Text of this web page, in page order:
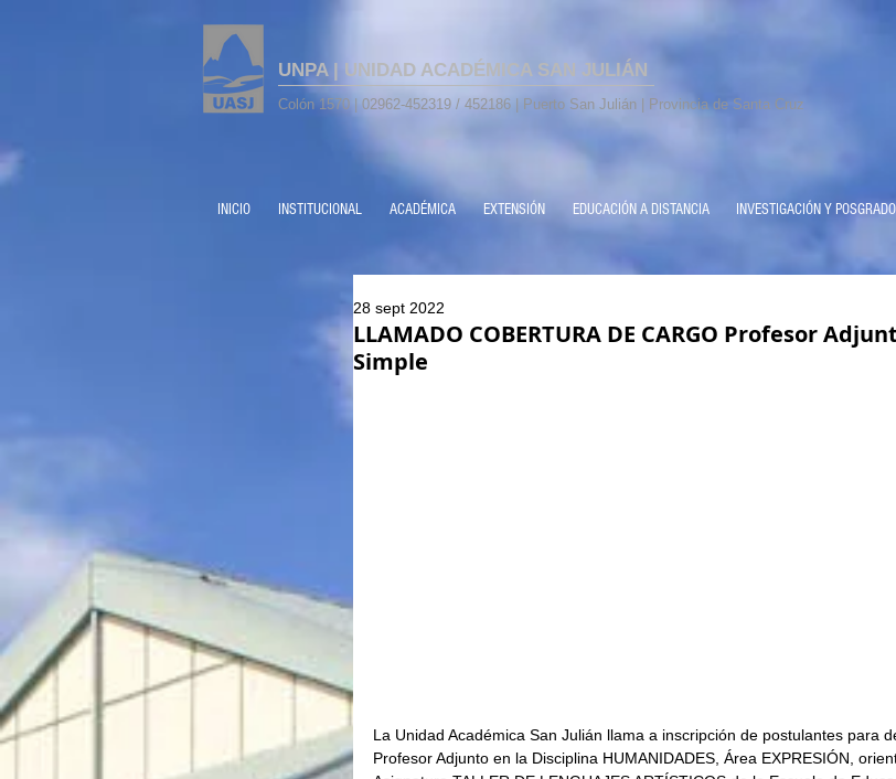
UNPA | UNIDAD ACADÉMICA SAN JULIÁN
Colón 1570 | 02962-452319 / 452186 | Puerto San Julián | Provincia de Santa Cruz
INICIO INSTITUCIONAL ACADÉMICA EXTENSIÓN EDUCACIÓN A DISTANCIA INVESTIGACIÓN Y POSGRADO
LLAMADO COBERTURA DE CARGO Profesor
Simple
28 sept 2022
La Unidad Académica San Julián llama a inscripción de postulantes para
Profesor Adjunto en la Disciplina HUMANIDADES, Área EXPRESIÓN,